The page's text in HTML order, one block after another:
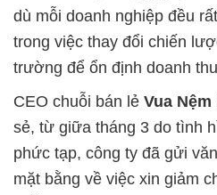
dù mỗi doanh nghiệp đều
trong việc thay đổi chiến
trường để ổn định doanh
CEO chuỗi bán lẻ Vua Nệm
sẻ, từ giữa tháng 3 do tình
phức tạp, công ty đã gửi
mặt bằng về việc xin giảm